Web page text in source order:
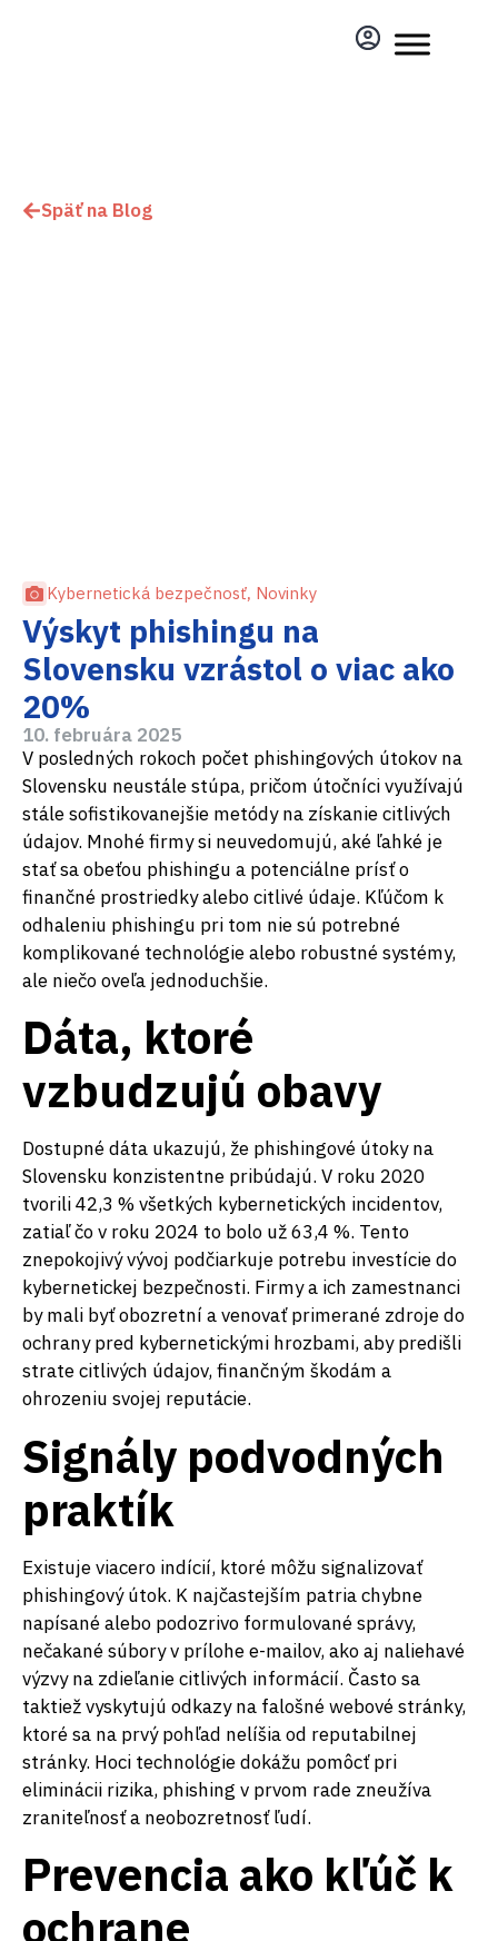
Kybernetická bezpečnosť, Novinky
Výskyt phishingu na
Slovensku vzrástol o viac ako
20%
10. februára 2025
Späť na Blog
V posledných rokoch počet phishingových útokov na
Slovensku neustále stúpa, pričom útočníci využívajú
stále sofistikovanejšie metódy na získanie citlivých
údajov. Mnohé firmy si neuvedomujú, aké ľahké je
stať sa obeťou phishingu a potenciálne prísť o
finančné prostriedky alebo citlivé údaje. Kľúčom k
odhaleniu phishingu pri tom nie sú potrebné
komplikované technológie alebo robustné systémy,
ale niečo oveľa jednoduchšie.
Dáta, ktoré
vzbudzujú obavy
Dostupné dáta ukazujú, že phishingové útoky na
Slovensku konzistentne pribúdajú. V roku 2020
tvorili 42,3 % všetkých kybernetických incidentov,
zatiaľ čo v roku 2024 to bolo už 63,4 %. Tento
znepokojivý vývoj podčiarkuje potrebu investície do
kybernetickej bezpečnosti. Firmy a ich zamestnanci
by mali byť obozretní a venovať primerané zdroje do
ochrany pred kybernetickými hrozbami, aby predišli
strate citlivých údajov, finančným škodám a
ohrozeniu svojej reputácie.
Signály podvodných
praktík
Existuje viacero indícií, ktoré môžu signalizovať
phishingový útok. K najčastejším patria chybne
napísané alebo podozrivo formulované správy,
nečakané súbory v prílohe e-mailov, ako aj naliehavé
výzvy na zdieľanie citlivých informácií. Často sa
taktiež vyskytujú odkazy na falošné webové stránky,
ktoré sa na prvý pohľad nelíšia od reputabilnej
stránky. Hoci technológie dokážu pomôcť pri
eliminácii rizika, phishing v prvom rade zneužíva
zraniteľnosť a neobozretnosť ľudí.
Prevencia ako kľúč k
ochrane